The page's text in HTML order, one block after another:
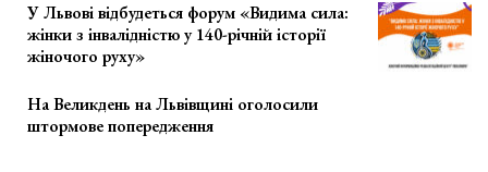
У Львові відбудеться форум «Видима сила:
жінки з інвалідністю у 140-річній історії
жіночого руху»
На Великдень на Львівщині оголосили
штормове попередження